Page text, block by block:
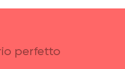
perfetto